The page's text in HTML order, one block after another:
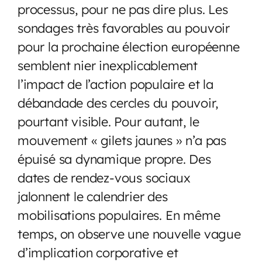
processus, pour ne pas dire plus. Les
sondages très favorables au pouvoir
pour la prochaine élection européenne
semblent nier inexplicablement
l’impact de l’action populaire et la
débandade des cercles du pouvoir,
pourtant visible. Pour autant, le
mouvement « gilets jaunes » n’a pas
épuisé sa dynamique propre. Des
dates de rendez-vous sociaux
jalonnent le calendrier des
mobilisations populaires. En même
temps, on observe une nouvelle vague
d’implication corporative et